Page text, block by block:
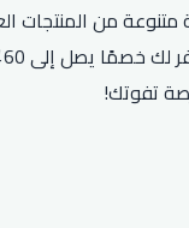
من المنتجات
تفوتك!